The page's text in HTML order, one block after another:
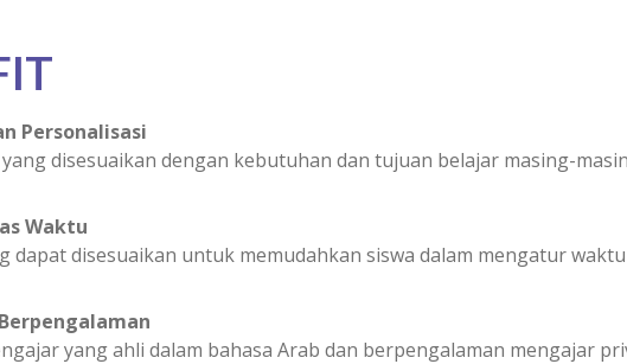
Personalisasi
disesuaikan dengan kebutuhan dan tujuan belajar masing-
Waktu
dapat disesuaikan untuk memudahkan siswa dalam mengatur waktu
yang ahli dalam bahasa Arab dan berpengalaman mengajar